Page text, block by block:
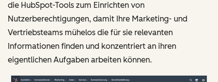
die HubSpot-Tools zum Einrichten von
Nutzerberechtigungen, damit Ihre Marketing- und
Vertriebsteams mühelos die für sie relevanten
Informationen finden und konzentriert an ihren
eigentlichen Aufgaben arbeiten können.